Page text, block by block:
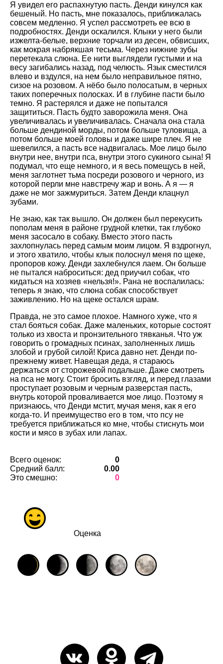
Я увидел его распахнутую пасть. Денди кинулся как
бешеный. Но пасть, мне показалось, приближалась
совсем медленно. Я успел рассмотреть ее всю в
подробностях. Денди оскалился. Клыки у него были
изжелта-белые, верхние торчали из десен, обвисших,
как мокрая набрякшая тесьма. Через нижние зубы
перетекала слюна. Ее нити выглядели густыми и на
весу загибались назад, под челюсть. Язык сместился
влево и вздулся, на нем было неправильное пятно,
сизое на розовом. А нёбо было полосатым, в черных
таких поперечных полосках. И в глубине пасти было
темно. Я растерялся и даже не попытался
защититься. Пасть будто заворожила меня. Она
увеличивалась и увеличивалась. Сначала она стала
больше дендиной морды, потом больше туловища, а
потом больше моей головы и даже шире плеч. Я не
шевелился, а пасть все надвигалась. Мое лицо было
внутри нее, внутри пса, внутри этого сукиного сына! Я
подумал, что еще немного, и я весь помещусь в ней,
меня заглотнет тьма посреди розового и черного, из
которой перли мне навстречу жар и вонь. А я — я
даже не мог зажмуриться. Затем Денди клацнул
зубами.
Не знаю, как так вышло. Он должен был перекусить
пополам меня в районе грудной клетки, так глубоко
меня засосало в собаку. Вместо этого пасть
захлопнулась перед самым моим лицом. Я вздрогнул,
и этого хватило, чтобы клык полоснул меня по щеке,
пропоров кожу. Денди захлебнулся лаем. Он больше
не пытался наброситься: дед приучил собак, что
кидаться на хозяев «нельзя!». Рана не воспалилась:
теперь я знаю, что слюна собак способствует
заживлению. Но на щеке остался шрам.
Правда, не это самое плохое. Намного хуже, что я
стал бояться собак. Даже маленьких, которые состоят
только из хвоста и пронзительного тявканья. Что уж
говорить о громадных псинах, заполненных лишь
злобой и грубой силой! Криса давно нет. Денди по-
прежнему живет. Навещая деда, я стараюсь
держаться от сторожевой подальше. Даже смотреть
на пса не могу. Стоит бросить взгляд, и перед глазами
проступает розовым и черным разверстая пасть,
внутрь которой проваливается мое лицо. Поэтому я
признаюсь, что Денди мстит, мучая меня, как я его
когда-то. И преимущество его в том, что псу не
требуется приближаться ко мне, чтобы стиснуть мои
кости и мясо в зубах или лапах.
Всего оценок:
0
Средний балл:
0.00
Это смешно:
0
Оценка